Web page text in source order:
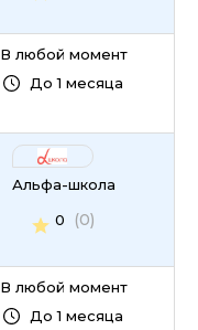
В любой момент
До 1 месяца
Альфа-школа
0
(0)
В любой момент
До 1 месяца